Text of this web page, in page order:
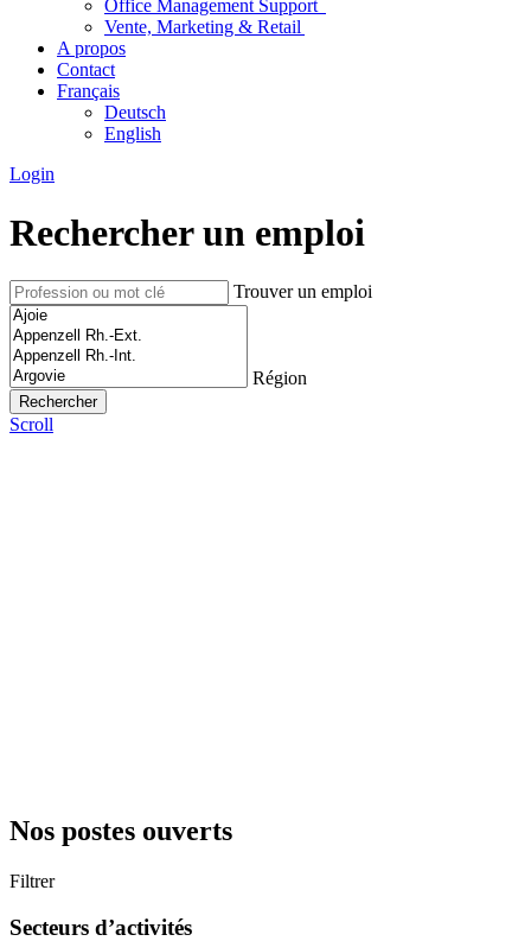
Office Management Support
Vente, Marketing & Retail
A propos
Contact
Français
Deutsch
English
Login
Rechercher un emploi
Trouver un emploi
Région
Scroll
Nos postes ouverts
Filtrer
Secteurs d’activités